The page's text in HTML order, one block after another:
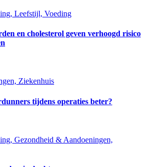
Leefstijl, Voeding
en cholesterol geven verhoogd risico
Ziekenhuis
tijdens operaties beter?
Gezondheid & Aandoeningen,